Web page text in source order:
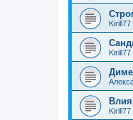
Kirill77
Kirill77
Kirill77